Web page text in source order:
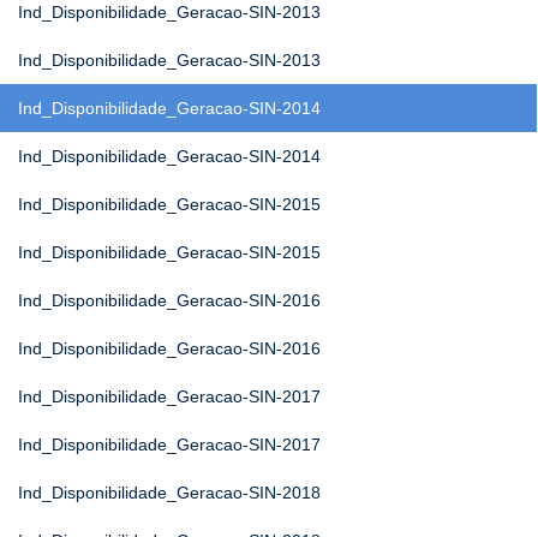
Ind_Disponibilidade_Geracao-SIN-2013
Ind_Disponibilidade_Geracao-SIN-2013
Ind_Disponibilidade_Geracao-SIN-2014
Ind_Disponibilidade_Geracao-SIN-2014
Ind_Disponibilidade_Geracao-SIN-2015
Ind_Disponibilidade_Geracao-SIN-2015
Ind_Disponibilidade_Geracao-SIN-2016
Ind_Disponibilidade_Geracao-SIN-2016
Ind_Disponibilidade_Geracao-SIN-2017
Ind_Disponibilidade_Geracao-SIN-2017
Ind_Disponibilidade_Geracao-SIN-2018